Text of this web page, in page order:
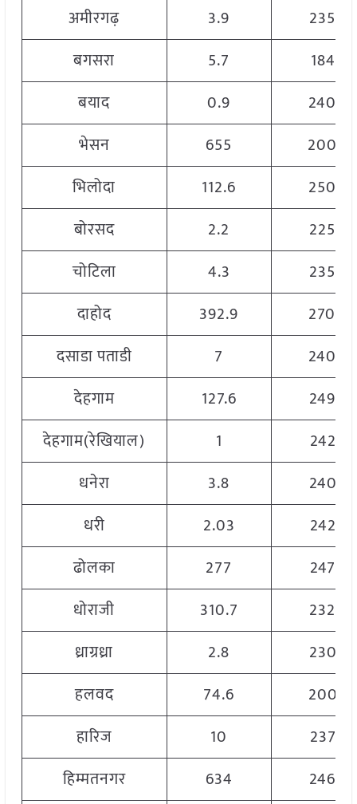
अमीरगढ़
3.9
2350
बगसरा
5.7
1845
बयाद
0.9
2400
भेसन
655
2000
भिलोदा
112.6
2500
बोरसद
2.2
2250
चोटिला
4.3
2350
दाहोद
392.9
2700
दसाडा पताडी
7
2400
देहगाम
127.6
2490
देहगाम(रेखियाल)
1
2425
धनेरा
3.8
2405
धरी
2.03
2425
ढोलका
277
2475
धोराजी
310.7
2320
ध्राग्रध्रा
2.8
2305
हलवद
74.6
2005
हारिज
10
2375
हिम्मतनगर
634
2460